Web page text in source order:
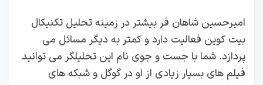
امیرحسین شاهان فر بیشتر در زمینه تحلیل تکنیکال
بیت کوین فعالیت دارد و کمتر به دیگر مسائل می
پردازد. شما با جست و جوی نام این تحلیلگر می توانید
فیلم های بسیار زیادی از او در گوگل و شبکه های